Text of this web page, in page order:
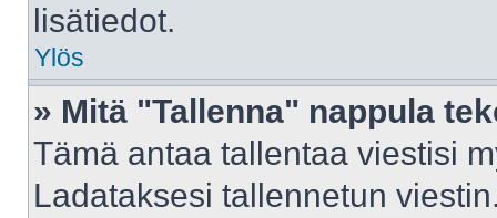
lisätiedot.
Ylös
» Mitä "Tallenna" nappula
Tämä antaa tallentaa viestisi
Ladataksesi tallennetun